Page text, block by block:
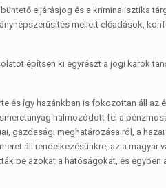
eljárásjog és a kriminalisztika
mellett előadások,
építsen ki egyrészt a jogi karok
és így hazánkban is fokozottan áll
halmozódott fel a
meghatározásairól, a
áll rendelkezésünkre, az a
be azokat a hatóságokat, és